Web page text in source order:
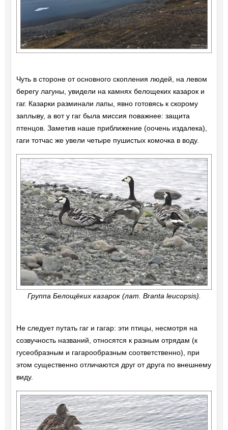
Чуть в стороне от основного скопления людей, на левом
берегу лагуны, увидели на камнях белощеких казарок и
гаг. Казарки разминали лапы, явно готовясь к скорому
заплыву, а вот у гаг была миссия поважнее: защита
птенцов. Заметив наше приближение (оочень издалека),
гаги тотчас же увели четыре пушистых комочка в воду.
Группа Белощёких казарок (лат. Branta leucopsis).
Не следует путать гаг и гагар: эти птицы, несмотря на
созвучность названий, относятся к разным отрядам (к
гусеобразным и гагарообразным соответственно), при
этом существенно отличаются друг от друга по внешнему
виду.